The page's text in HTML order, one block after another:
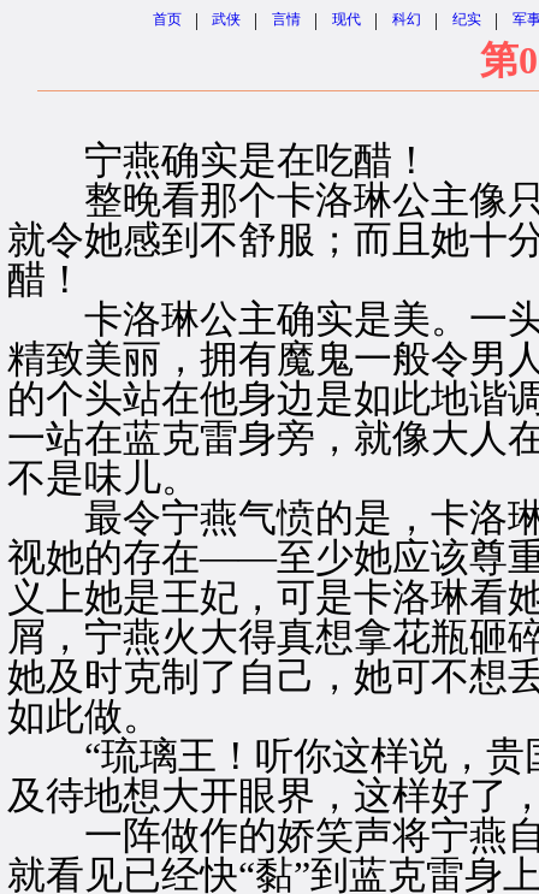
首页 | 武侠 | 言情 | 现代 | 科幻 | 纪实 | 军
第
宁燕确实是在吃醋！
整晚看那个卡洛琳公主像只
就令她感到不舒服；而且她
醋！
卡洛琳公主确实是美。一头
精致美丽，拥有魔鬼一般令男
的个头站在他身边是如此地谐
一站在蓝克雷身旁，就像大
不是味儿。
最令宁燕气愤的是，卡洛琳
视她的存在——至少她应该尊
义上她是王妃，可是卡洛琳看
屑，宁燕火大得真想拿花瓶砸
她及时克制了自己，她可不想
如此做。
“琉璃王！听你这样说，贵
及待地想大开眼界，这样好了
一阵做作的娇笑声将宁燕
就看见已经快“黏”到蓝克雷身